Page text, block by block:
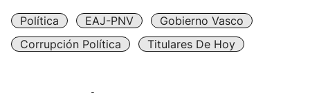
Política EAJ-PNV
Gobierno Vasco
Corrupción Política
Titulares De Hoy